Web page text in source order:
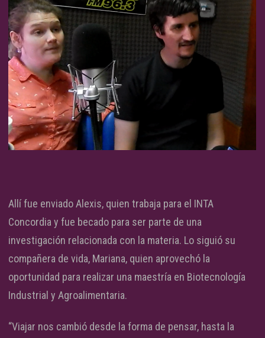
Allí fue enviado Alexis, quien trabaja para el INTA
Concordia y fue becado para ser parte de una
investigación relacionada con la materia. Lo siguió su
compañera de vida, Mariana, quien aprovechó la
oportunidad para realizar una maestría en Biotecnología
Industrial y Agroalimentaria.
“Viajar nos cambió desde la forma de pensar, hasta la